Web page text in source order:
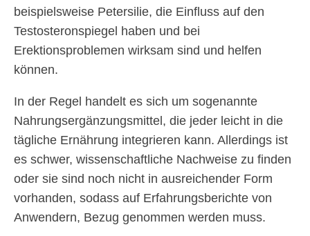
beispielsweise Petersilie, die Einfluss auf den
Testosteronspiegel haben und bei
Erektionsproblemen wirksam sind und helfen
können.
In der Regel handelt es sich um sogenannte
Nahrungsergänzungsmittel, die jeder leicht in die
tägliche Ernährung integrieren kann. Allerdings ist
es schwer, wissenschaftliche Nachweise zu finden
oder sie sind noch nicht in ausreichender Form
vorhanden, sodass auf Erfahrungsberichte von
Anwendern, Bezug genommen werden muss.